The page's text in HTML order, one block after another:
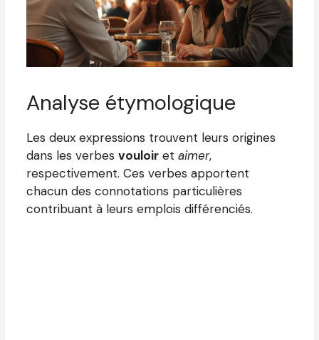
Analyse étymologique
Les deux expressions trouvent leurs origines
dans les verbes vouloir et aimer,
respectivement. Ces verbes apportent
chacun des connotations particulières
contribuant à leurs emplois différenciés.